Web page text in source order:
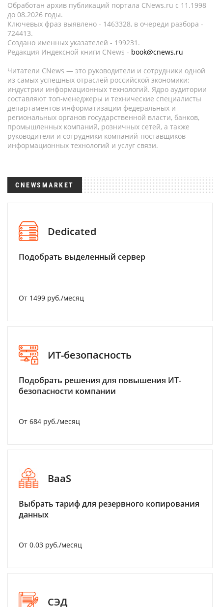
Обработан архив публикаций портала CNews.ru c 11.1998
до 08.2026 годы.
Ключевых фраз выявлено - 1463328, в очереди разбора -
724413.
Создано именных указателей - 199231.
Редакция Индексной книги CNews - book@cnews.ru
Читатели CNews — это руководители и сотрудники одной
из самых успешных отраслей российской экономики:
индустрии информационных технологий. Ядро аудитории
составляют топ-менеджеры и технические специалисты
департаментов информатизации федеральных и
региональных органов государственной власти, банков,
промышленных компаний, розничных сетей, а также
руководители и сотрудники компаний-поставщиков
информационных технологий и услуг связи.
CNEWSMARKET
Dedicated
Подобрать выделенный сервер
От 1499 руб./месяц
ИТ-безопасность
Подобрать решения для повышения ИТ-
безопасности компании
От 684 руб./месяц
BaaS
Выбрать тариф для резервного копирования
данных
От 0.03 руб./месяц
СЭД